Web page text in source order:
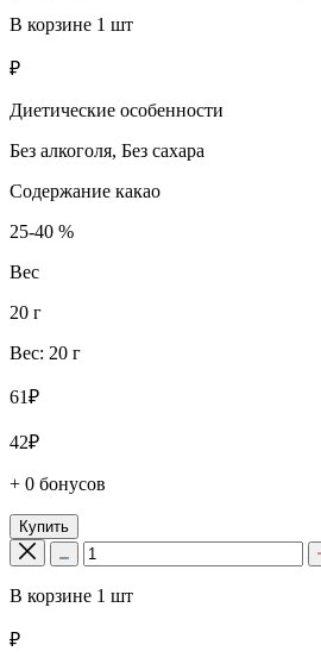
В корзине 1 шт
₽
Диетические особенности
Без алкоголя, Без сахара
Содержание какао
25-40 %
Вес
20 г
Вес: 20 г
61₽
42₽
+ 0 бонусов
Купить
В корзине 1 шт
₽